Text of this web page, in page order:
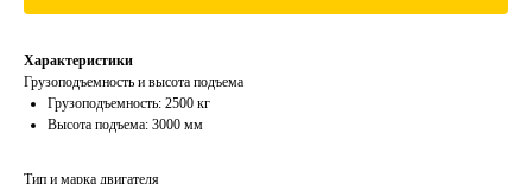
Характеристики
Грузоподъемность и высота подъема
Грузоподъемность: 2500 кг
Высота подъема: 3000 мм
Тип и марка двигателя